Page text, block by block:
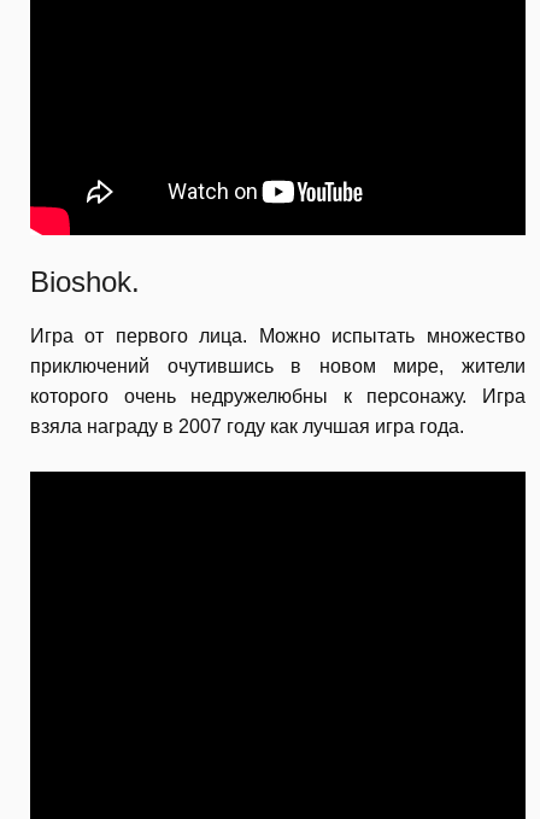
Bioshok.
Игра от первого лица. Можно испытать множество
приключений очутившись в новом мире, жители
которого очень недружелюбны к персонажу. Игра
взяла награду в 2007 году как лучшая игра года.